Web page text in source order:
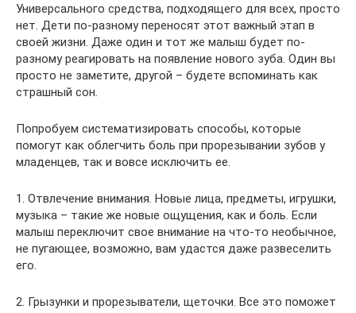
Универсального средства, подходящего для всех, просто
нет. Дети по-разному переносят этот важный этап в
своей жизни. Даже один и тот же малыш будет по-
разному реагировать на появление нового зуба. Один вы
просто не заметите, другой – будете вспоминать как
страшный сон.
Попробуем систематизировать способы, которые
помогут как облегчить боль при прорезывании зубов у
младенцев, так и вовсе исключить ее.
1. Отвлечение внимания. Новые лица, предметы, игрушки,
музыка – такие же новые ощущения, как и боль. Если
малыш переключит свое внимание на что-то необычное,
не пугающее, возможно, вам удастся даже развеселить
его.
2. Грызунки и прорезыватели, щеточки. Все это поможет